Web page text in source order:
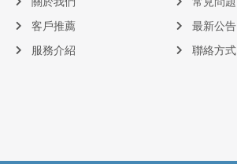
客戶推薦
服務介紹
最新公告
聯絡方式